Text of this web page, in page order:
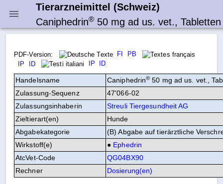
Tierarzneimittel (Schweiz)
Caniphedrin® 50 mg ad us. vet.,
PDF-Version: FI
PB
IP
ID IP ID
Handelsname Caniphedrin® 50 mg ad us. vet.,
Zulassung‑Sequenz
47'066-02
Zulassungsinhaberin
Streuli Tiergesundheit AG
Zieltierart(en)
Hunde
Abgabekategorie
(B) Abgabe auf tierärztliche
Wirkstoff(e)
● Ephedrin
AtcVet-Code
QG04BX90
Rechner